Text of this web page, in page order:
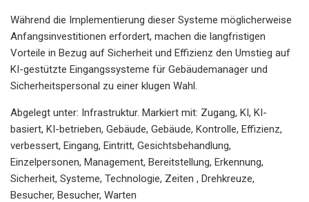
Während die Implementierung dieser Systeme möglicherweise
Anfangsinvestitionen erfordert, machen die langfristigen
Vorteile in Bezug auf Sicherheit und Effizienz den Umstieg auf
KI-gestützte Eingangssysteme für Gebäudemanager und
Sicherheitspersonal zu einer klugen Wahl.
Abgelegt unter: Infrastruktur. Markiert mit: Zugang, KI, KI-
basiert, KI-betrieben, Gebäude, Gebäude, Kontrolle, Effizienz,
verbessert, Eingang, Eintritt, Gesichtsbehandlung,
Einzelpersonen, Management, Bereitstellung, Erkennung,
Sicherheit, Systeme, Technologie, Zeiten , Drehkreuze,
Besucher, Besucher, Warten